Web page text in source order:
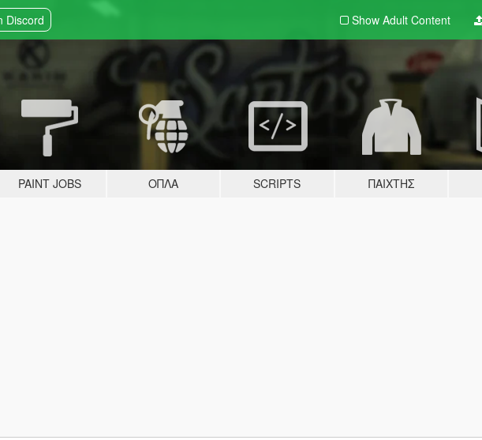
Discord Show Adult Content
PAINT JOBS ΌΠΛΑ SCRIPTS ΠΑΊΧΤΗΣ